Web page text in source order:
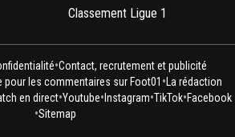
Classement Ligue 1
•Contact, recrutement et publicité
pour les commentaires sur Foot01 •La rédaction
en direct•Youtube• Instagram•TikTok•Facebook
•Sitemap